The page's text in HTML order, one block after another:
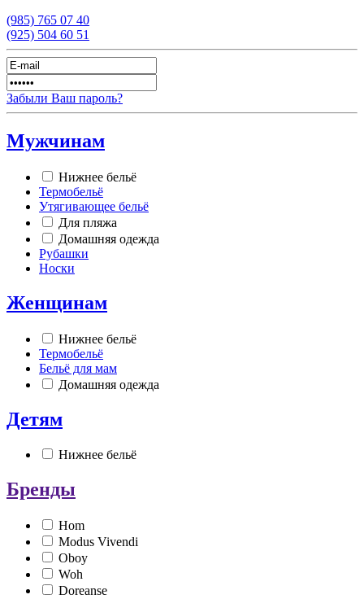
(985) 765 07 40
(925) 504 60 51
Забыли Ваш пароль?
Мужчинам
Нижнее бельё
Термобельё
Утягивающее бельё
Для пляжа
Домашняя одежда
Рубашки
Носки
Женщинам
Нижнее бельё
Термобельё
Бельё для мам
Домашняя одежда
Детям
Нижнее бельё
Бренды
Hom
Modus Vivendi
Oboy
Woh
Doreanse